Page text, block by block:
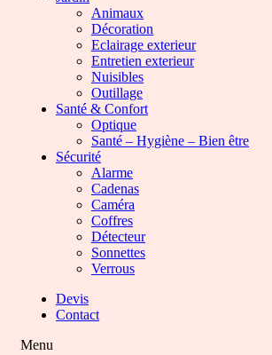
Animaux
Décoration
Eclairage exterieur
Entretien exterieur
Nuisibles
Outillage
Santé & Confort
Optique
Santé – Hygiène – Bien être
Sécurité
Alarme
Cadenas
Caméra
Coffres
Détecteur
Sonnettes
Verrous
Devis
Contact
Menu